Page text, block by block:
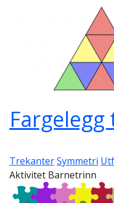
TrekanterSymmetri
Aktivitet Barnetrinn